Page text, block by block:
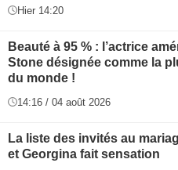
Hier 14:20
Beauté à 95 % : l’actrice
Stone désignée comme la
du monde !
14:16 / 04 août 2026
La liste des invités au
et Georgina fait sensation